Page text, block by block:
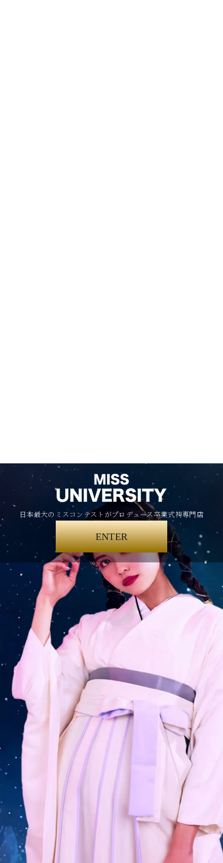
日本最大のミスコンテストがプロデュース卒業式袴専門店
ENTER